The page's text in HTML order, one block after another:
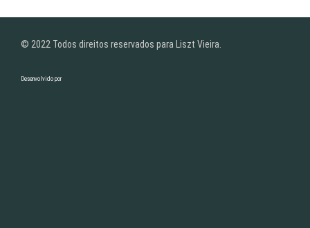
© 2022 Todos direitos reservados para Liszt Vieira.
Desenvolvido por